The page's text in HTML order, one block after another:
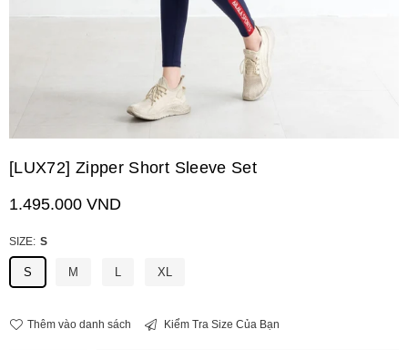
[LUX72] Zipper Short Sleeve Set
Giá
yết
1.495.000 VND
SIZE: S
S M XL
Thêm vào danh sách Kiểm Tra Size Của Bạn